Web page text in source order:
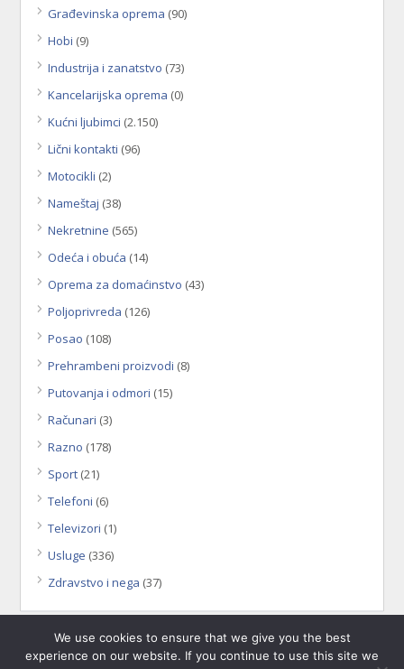
Građevinska oprema (90)
Hobi (9)
Industrija i zanatstvo (73)
Kancelarijska oprema (0)
Kućni ljubimci (2.150)
Lični kontakti (96)
Motocikli (2)
Nameštaj (38)
Nekretnine (565)
Odeća i obuća (14)
Oprema za domaćinstvo (43)
Poljoprivreda (126)
Posao (108)
Prehrambeni proizvodi (8)
Putovanja i odmori (15)
Računari (3)
Razno (178)
Sport (21)
Telefoni (6)
Televizori (1)
Usluge (336)
Zdravstvo i nega (37)
We use cookies to ensure that we give you the best
experience on our website. If you continue to use this site we